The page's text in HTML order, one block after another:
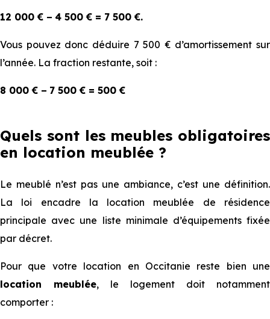
12 000 € − 4 500 € = 7 500 €.
Vous pouvez donc déduire 7 500 € d’amortissement sur
l’année. La fraction restante, soit :
8 000 € − 7 500 € = 500 €
Quels sont les meubles obligatoires
en location meublée ?
Le meublé n’est pas une ambiance, c’est une définition.
La loi encadre la location meublée de résidence
principale avec une liste minimale d’équipements fixée
par décret.
Pour que votre location en Occitanie reste bien une
location meublée, le logement doit notamment
comporter :